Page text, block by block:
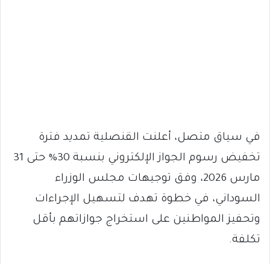
في سياق متصل، أعلنت القنصلية تمديد فترة
تخفيض رسوم الجواز الإلكتروني بنسبة 30% حتى 31
مارس 2026، وفق توجيهات مجلس الوزراء
السوداني، في خطوة تهدف لتسهيل الإجراءات
وتحفيز المواطنين على استخراج جوازاتهم بأقل
تكلفة.